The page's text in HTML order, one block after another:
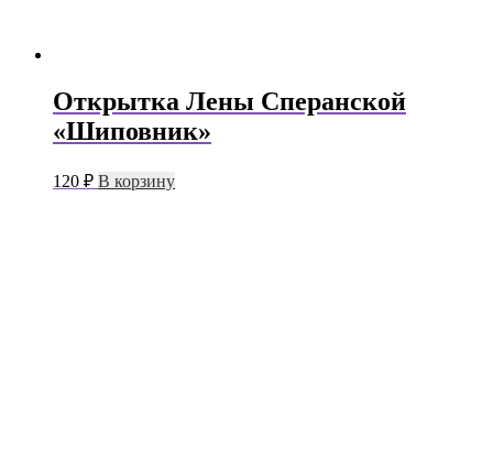
Открытка Лены Сперанской
«Шиповник»
120 ₽ В корзину